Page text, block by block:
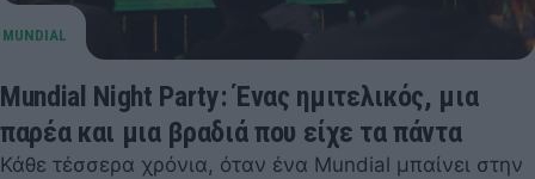
Mundial Night Party: Ένας ημιτελικός, μια
παρέα και μια βραδιά που είχε τα πάντα
Κάθε τέσσερα χρόνια, όταν ένα Mundial μπαίνει στην